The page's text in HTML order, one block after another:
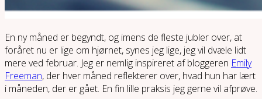
En ny måned er begyndt, og imens de fleste jubler over, at
foråret nu er lige om hjørnet, synes jeg lige, jeg vil dvæle lidt
mere ved februar. Jeg er nemlig inspireret af bloggeren Emily
Freeman, der hver måned reflekterer over, hvad hun har lært
i måneden, der er gået. En fin lille praksis jeg gerne vil afprøve.